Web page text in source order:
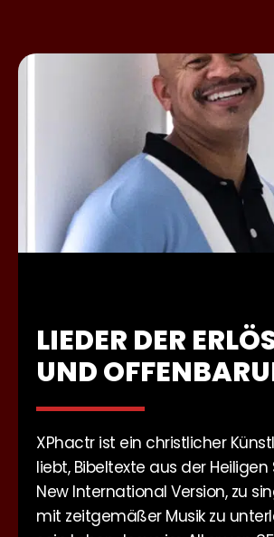
LIEDER DER
UND
XPhactr ist ein christlicher
liebt, Bibeltexte aus der Heiligen
New International Version, zu
mit zeitgemäßer Musik zu